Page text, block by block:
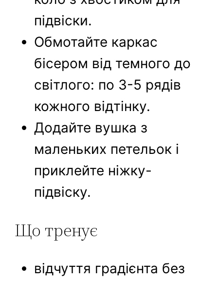
підвіски.
Обмотайте каркас
бісером від темного до
світлого: по 3-5 рядів
кожного відтінку.
Додайте вушка з
маленьких петельок і
приклейте ніжку-
підвіску.
Що тренує
відчуття градієнта без